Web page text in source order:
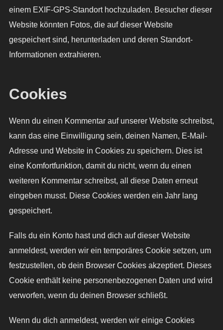
einem EXIF-GPS-Standort hochzuladen. Besucher dieser
Website könnten Fotos, die auf dieser Website
gespeichert sind, herunterladen und deren Standort-
Informationen extrahieren.
Cookies
Wenn du einen Kommentar auf unserer Website schreibst,
kann das eine Einwilligung sein, deinen Namen, E-Mail-
Adresse und Website in Cookies zu speichern. Dies ist
eine Komfortfunktion, damit du nicht, wenn du einen
weiteren Kommentar schreibst, all diese Daten erneut
eingeben musst. Diese Cookies werden ein Jahr lang
gespeichert.
Falls du ein Konto hast und dich auf dieser Website
anmeldest, werden wir ein temporäres Cookie setzen, um
festzustellen, ob dein Browser Cookies akzeptiert. Dieses
Cookie enthält keine personenbezogenen Daten und wird
verworfen, wenn du deinen Browser schließt.
Wenn du dich anmeldest, werden wir einige Cookies